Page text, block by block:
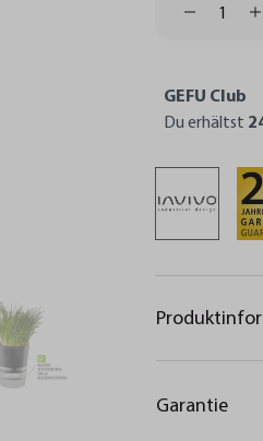
GEFU Club
Du erhältst
Garantie